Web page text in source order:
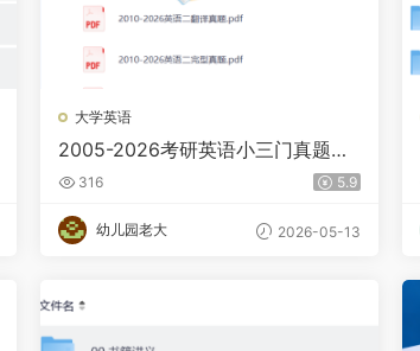
大学英语
2005-2026考研英语小三门真题整
理（完型+新题型+翻译）
316 5.9
幼儿园老大 2026-05-13